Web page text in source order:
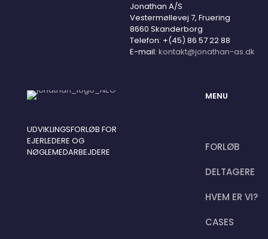
Jonathan A/S
Vestermøllevej 7, Fruering
8660 Skanderborg
Telefon: +(45) 86 57 22 88
E-mail: kontakt@jonathan-as.dk
UDVIKLINGSFORLØB FOR
EJERLEDERE OG
NØGLEMEDARBEJDERE
MENU
FORLØB
DELTAGERE
HVEM ER VI?
CASES